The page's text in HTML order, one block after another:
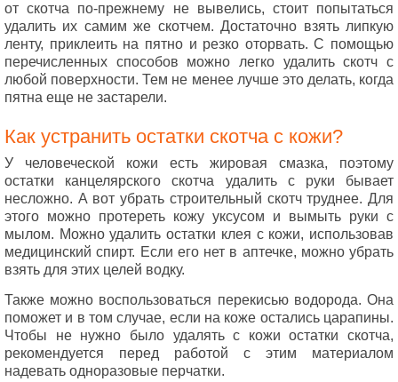
от скотча по-прежнему не вывелись, стоит попытаться
удалить их самим же скотчем. Достаточно взять липкую
ленту, приклеить на пятно и резко оторвать. С помощью
перечисленных способов можно легко удалить скотч с
любой поверхности. Тем не менее лучше это делать, когда
пятна еще не застарели.
Как устранить остатки скотча с кожи?
У человеческой кожи есть жировая смазка, поэтому
остатки канцелярского скотча удалить с руки бывает
несложно. А вот убрать строительный скотч труднее. Для
этого можно протереть кожу уксусом и вымыть руки с
мылом. Можно удалить остатки клея с кожи, использовав
медицинский спирт. Если его нет в аптечке, можно убрать
взять для этих целей водку.
Также можно воспользоваться перекисью водорода. Она
поможет и в том случае, если на коже остались царапины.
Чтобы не нужно было удалять с кожи остатки скотча,
рекомендуется перед работой с этим материалом
надевать одноразовые перчатки.